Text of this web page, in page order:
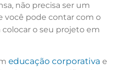
não precisa ser um
você pode contar com o
colocar o seu projeto em
educação corporativa e